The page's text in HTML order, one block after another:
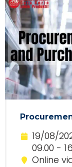
19/08/
09.00 -
Online